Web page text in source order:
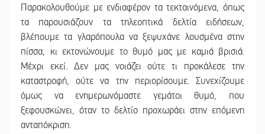
Παρακολουθούμε με ενδιαφέρον τα τεκταινόμενα, όπως
τα παρουσιάζουν τα τηλεοπτικά δελτία ειδήσεων,
βλέπουμε τα γλαρόπουλα να ξεψυχάνε λουσμένα στην
πίσσα, κι εκτονώνουμε το θυμό μας με καμιά βρισιά.
Μέχρι εκεί. Δεν μας νοιάζει ούτε τι προκάλεσε την
καταστροφή, ούτε να την περιορίσουμε. Συνεχίζουμε
όμως να ενημερωνόμαστε γεμάτοι θυμό, που
ξεφουσκώνει, όταν το δελτίο προχωράει στην επόμενη
ανταπόκριση.